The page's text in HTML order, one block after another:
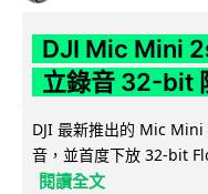
DJI Mic Mini
立錄音 32-bit
DJI 最新推出的 Mic
音，並首度下放 32-bit
閱讀全文